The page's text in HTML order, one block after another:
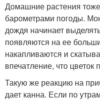
Домашние растения
барометрами погоды.
дождя начинает
появляются на ее
накапливаются и
впечатление, что цветок
Такую же реакцию на
дает канна. Если по